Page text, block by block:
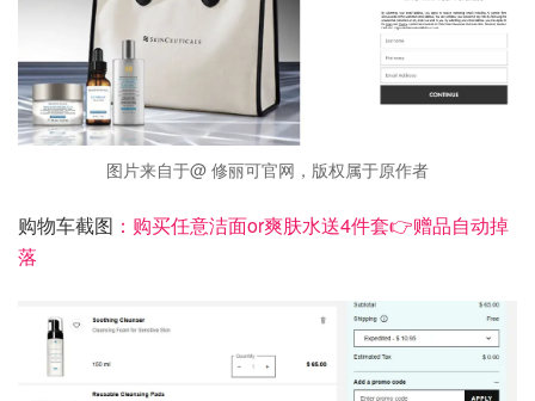
图片来自于@ 修丽可官网，版权属于原作者
购物车截图 ：购买任意洁面or爽肤水送4件套👉赠品自动掉
落